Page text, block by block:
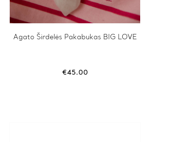
Agato Širdelės Pakabukas BIG LOVE
€45.00